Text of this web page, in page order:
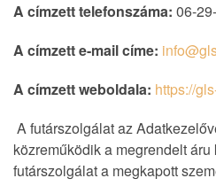
A címzett telefonszáma: 06-
A címzett e-mail címe:
A címzett weboldala: https://
A futárszolgálat az
közreműködik a megrendelt
futárszolgálat a megkapott